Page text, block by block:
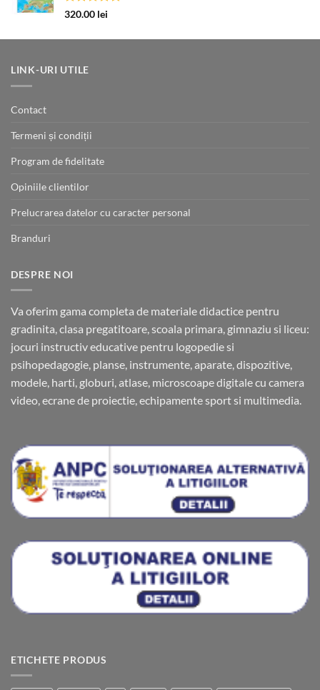
Evaluat la
320.00 lei
LINK-URI UTILE
Contact
Termeni și condiții
Program de fidelitate
Opiniile clientilor
Prelucrarea datelor cu caracter personal
Branduri
DESPRE NOI
Va oferim gama completa de materiale didactice pentru
gradinita, clasa pregatitoare, scoala primara, gimnaziu si liceu:
jocuri instructiv educative pentru logopedie si
psihopedagogie, planse, instrumente, aparate, dispozitive,
modele, harti, globuri, atlase, microscoape digitale cu camera
video, ecrane de proiectie, echipamente sport si multimedia.
ETICHETE PRODUS